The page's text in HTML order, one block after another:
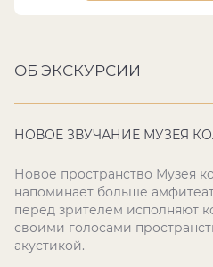
ОБ ЭКСКУРСИИ
НОВОЕ ЗВУЧАНИЕ МУЗЕЯ
Новое пространство Музея
напоминает больше
перед зрителем исполняют
своими голосами
акустикой.